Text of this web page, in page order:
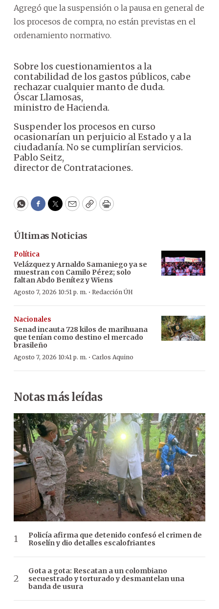
Agregó que la suspensión o la pausa en general de
los procesos de compra, no están previstas en el
ordenamiento normativo.
Sobre los cuestionamientos a la
contabilidad de los gastos públicos, cabe
rechazar cualquier manto de duda.
Óscar Llamosas,
ministro de Hacienda.
Suspender los procesos en curso
ocasionarían un perjuicio al Estado y a la
ciudadanía. No se cumplirían servicios.
Pablo Seitz,
director de Contrataciones.
WhatsApp
Facebook
Twitter
EmailCopyPrint
Últimas Noticias
Política
Velázquez y Arnaldo Samaniego ya se
muestran con Camilo Pérez; solo
faltan Abdo Benítez y Wiens
Agosto 7, 2026 10:51 p. m. · Redacción ÚH
Nacionales
Senad incauta 728 kilos de marihuana
que tenían como destino el mercado
brasileño
Agosto 7, 2026 10:41 p. m. · Carlos Aquino
Notas más leídas
Policía afirma que detenido confesó el crimen de
Roselín y dio detalles escalofriantes
Gota a gota: Rescatan a un colombiano
secuestrado y torturado y desmantelan una
banda de usura